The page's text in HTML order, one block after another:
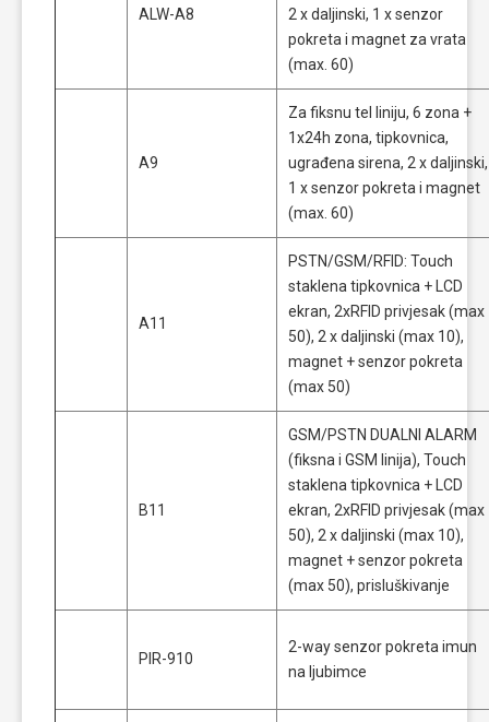
ALW-A8
2 x daljinski, 1 x senzor
pokreta i magnet za vrata
(max. 60)
A9
Za fiksnu tel liniju, 6 zona +
1x24h zona, tipkovnica,
ugrađena sirena, 2 x daljinski,
1 x senzor pokreta i magnet
(max. 60)
A11
PSTN/GSM/RFID: Touch
staklena tipkovnica + LCD
ekran, 2xRFID privjesak (max
50), 2 x daljinski (max 10),
magnet + senzor pokreta
(max 50)
B11
GSM/PSTN DUALNI ALARM
(fiksna i GSM linija), Touch
staklena tipkovnica + LCD
ekran, 2xRFID privjesak (max
50), 2 x daljinski (max 10),
magnet + senzor pokreta
(max 50), prisluškivanje
PIR-910
2-way senzor pokreta imun
na ljubimce